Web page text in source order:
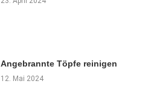
Angebrannte Töpfe reinigen
12. Mai 2024